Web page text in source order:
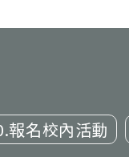
報名校內活動